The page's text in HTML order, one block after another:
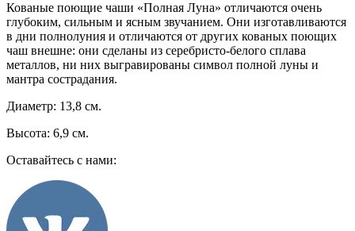
Кованые поющие чаши «Полная Луна» отличаются очень
глубоким, сильным и ясным звучанием. Они изготавливаются
в дни полнолуния и отличаются от других кованых поющих
чаш внешне: они сделаны из серебристо-белого сплава
металлов, ни них выгравированы символ полной луны и
мантра сострадания.
Диаметр: 13,8 см.
Высота: 6,9 см.
Оставайтесь с нами: